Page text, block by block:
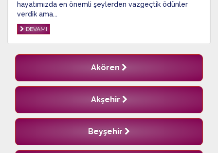
hayatımızda en önemli şeylerden vazgeçtik ödünler
verdik ama...
DEVAMI
Akören
Akşehir
Beyşehir